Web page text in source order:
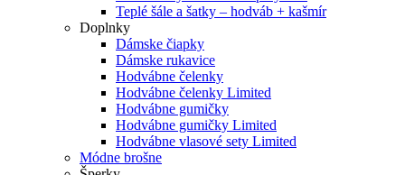
Teplé šále a šatky – hodváb + kašmír
Doplnky
Dámske čiapky
Dámske rukavice
Hodvábne čelenky
Hodvábne čelenky Limited
Hodvábne gumičky
Hodvábne gumičky Limited
Hodvábne vlasové sety Limited
Módne brošne